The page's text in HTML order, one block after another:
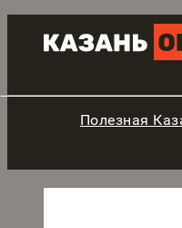
Полезная